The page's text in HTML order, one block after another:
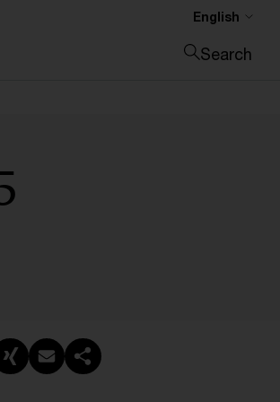
English
Search
on LinkedIn
Share on Xing
Share via email
Copy link